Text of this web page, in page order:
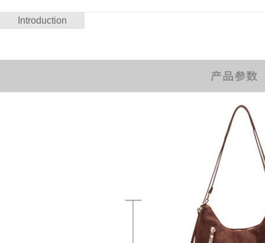
Introduction